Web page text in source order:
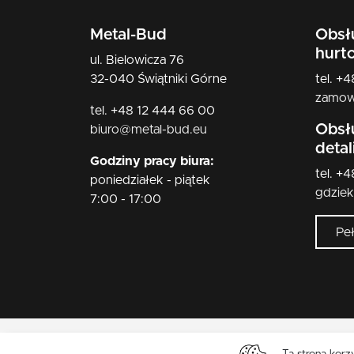
Metal-Bud
ul. Bielowicza 76
32-040 Świątniki Górne
tel. +48 12 444 66 00
biuro@metal-bud.eu
Godziny pracy biura:
poniedziałek - piątek
7:00 - 17:00
tel.
tel.